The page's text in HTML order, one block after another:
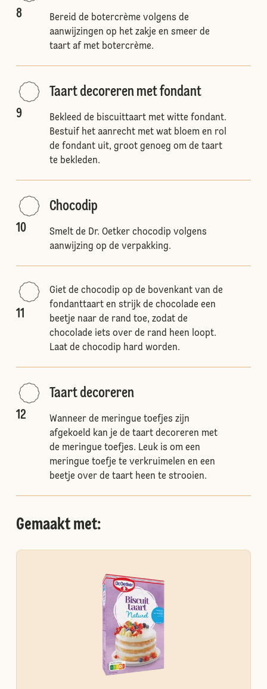
8
Bereid de botercrème volgens de
aanwijzingen op het zakje en smeer de
taart af met botercrème.
9
Taart decoreren met fondant
Bekleed de biscuittaart met witte fondant.
Bestuif het aanrecht met wat bloem en rol
de fondant uit, groot genoeg om de taart
te bekleden.
10
Chocodip
Smelt de Dr. Oetker chocodip volgens
aanwijzing op de verpakking.
11
Giet de chocodip op de bovenkant van de
fondanttaart en strijk de chocolade een
beetje naar de rand toe, zodat de
chocolade iets over de rand heen loopt.
Laat de chocodip hard worden.
12
Taart decoreren
Wanneer de meringue toefjes zijn
afgekoeld kan je de taart decoreren met
de meringue toefjes. Leuk is om een
meringue toefje te verkruimelen en een
beetje over de taart heen te strooien.
Gemaakt met: